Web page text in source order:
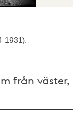
1931).
från väster,